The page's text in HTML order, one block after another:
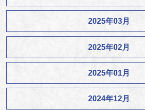
2025年03月
2025年02月
2025年01月
2024年12月